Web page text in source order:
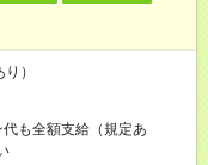
）
も全額支給（規定あ